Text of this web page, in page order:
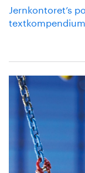
Jernkontoret’s